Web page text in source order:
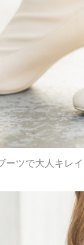
ーツで大人キレ